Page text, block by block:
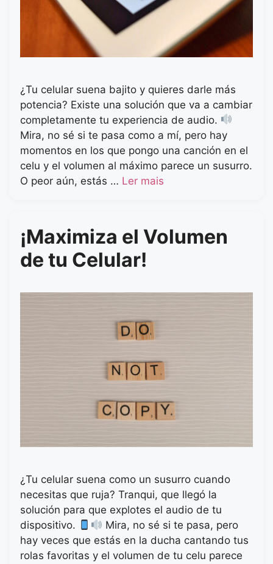
¿Tu celular suena bajito y quieres darle más
potencia? Existe una solución que va a cambiar
completamente tu experiencia de audio.
Mira, no sé si te pasa como a mí, pero hay
momentos en los que pongo una canción en el
celu y el volumen al máximo parece un susurro.
O peor aún, estás … Ler mais
¡Maximiza el Volumen
de tu Celular!
¿Tu celular suena como un susurro cuando
necesitas que ruja? Tranqui, que llegó la
solución para que explotes el audio de tu
dispositivo.
Mira, no sé si te pasa, pero
hay veces que estás en la ducha cantando tus
rolas favoritas y el volumen de tu celu parece